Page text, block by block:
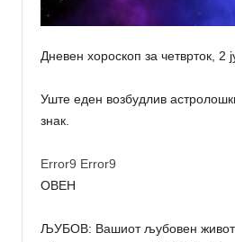
Дневен хороскоп за четврток, 2
Уште еден возбудлив
знак.
Error9 Error9
ОВЕН
ЉУБОВ: Вашиот љубовен живот